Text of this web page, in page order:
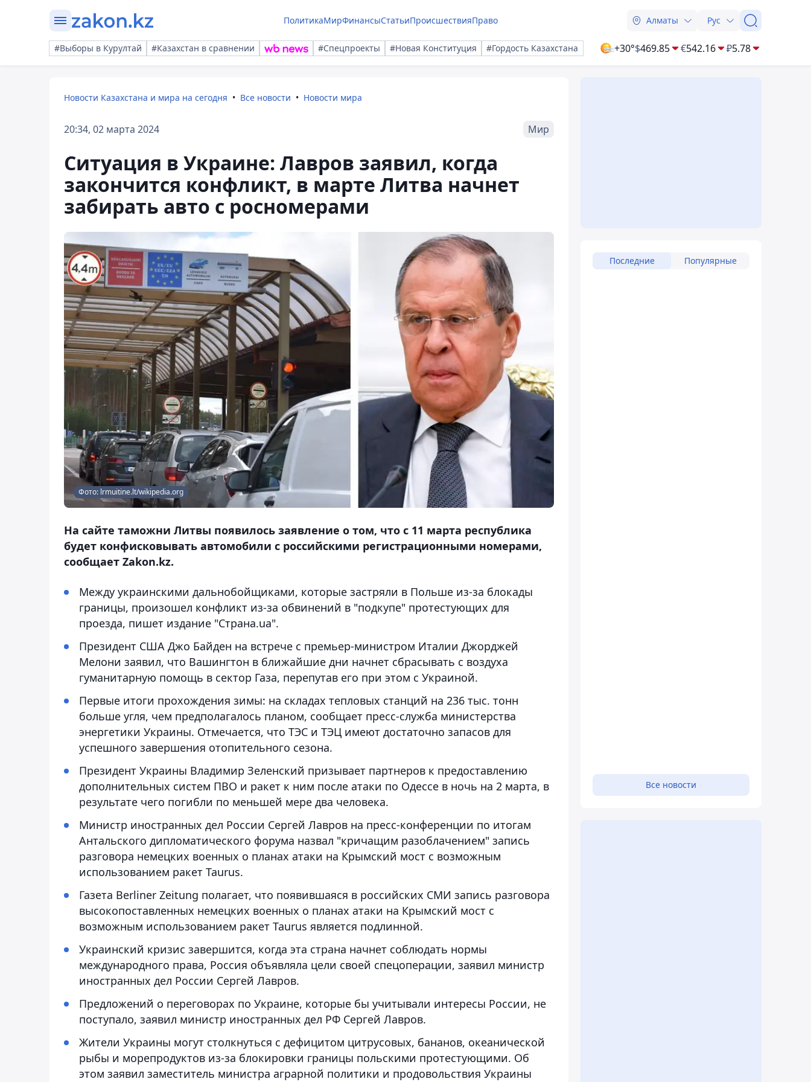
ПолитикаМирФинансыСтатьиПроисшествияПраво Алматы Рус
#Выборы в Курултай #Казахстан в сравнении #Спецпроекты #Новая Конституция #Гордость Казахстана +30°$469.85 €542.16 ₽5.78
Новости Казахстана и мира на сегодня Все новости Новости мира
20:34, 02 марта 2024 Мир
Ситуация в Украине: Лавров заявил, когда
закончится конфликт, в марте Литва начнет
забирать авто с росномерами
Фото: lrmuitine.lt/wikipedia.org
На сайте таможни Литвы появилось заявление о том, что с 11 марта республика
будет конфисковывать автомобили с российскими регистрационными номерами,
сообщает Zakon.kz.
Между украинскими дальнобойщиками, которые застряли в Польше из-за блокады
границы, произошел конфликт из-за обвинений в "подкупе" протестующих для
проезда, пишет издание "Страна.ua".
Президент США Джо Байден на встрече с премьер-министром Италии Джорджей
Мелони заявил, что Вашингтон в ближайшие дни начнет сбрасывать с воздуха
гуманитарную помощь в сектор Газа, перепутав его при этом с Украиной.
Первые итоги прохождения зимы: на складах тепловых станций на 236 тыс. тонн
больше угля, чем предполагалось планом, сообщает пресс-служба министерства
энергетики Украины. Отмечается, что ТЭС и ТЭЦ имеют достаточно запасов для
успешного завершения отопительного сезона.
Президент Украины Владимир Зеленский призывает партнеров к предоставлению
дополнительных систем ПВО и ракет к ним после атаки по Одессе в ночь на 2 марта, в
результате чего погибли по меньшей мере два человека.
Министр иностранных дел России Сергей Лавров на пресс-конференции по итогам
Антальского дипломатического форума назвал "кричащим разоблачением" запись
разговора немецких военных о планах атаки на Крымский мост с возможным
использованием ракет Taurus.
Газета Berliner Zeitung полагает, что появившаяся в российских СМИ запись разговора
высокопоставленных немецких военных о планах атаки на Крымский мост с
возможным использованием ракет Taurus является подлинной.
Украинский кризис завершится, когда эта страна начнет соблюдать нормы
международного права, Россия объявляла цели своей спецоперации, заявил министр
иностранных дел России Сергей Лавров.
Предложений о переговорах по Украине, которые бы учитывали интересы России, не
поступало, заявил министр иностранных дел РФ Сергей Лавров.
Жители Украины могут столкнуться с дефицитом цитрусовых, бананов, океанической
рыбы и морепродуктов из-за блокировки границы польскими протестующими. Об
этом заявил заместитель министра аграрной политики и продовольствия Украины
Последние Популярные
Все новости